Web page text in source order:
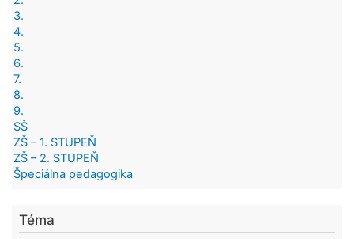
3.
4.
5.
6.
7.
8.
9.
SŠ
ZŠ – 1. STUPEŇ
ZŠ – 2. STUPEŇ
Špeciálna pedagogika
Téma